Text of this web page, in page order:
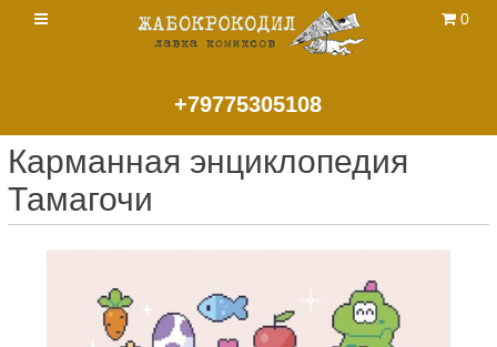
+79775305108
0
Карманная энциклопедия
Тамагочи